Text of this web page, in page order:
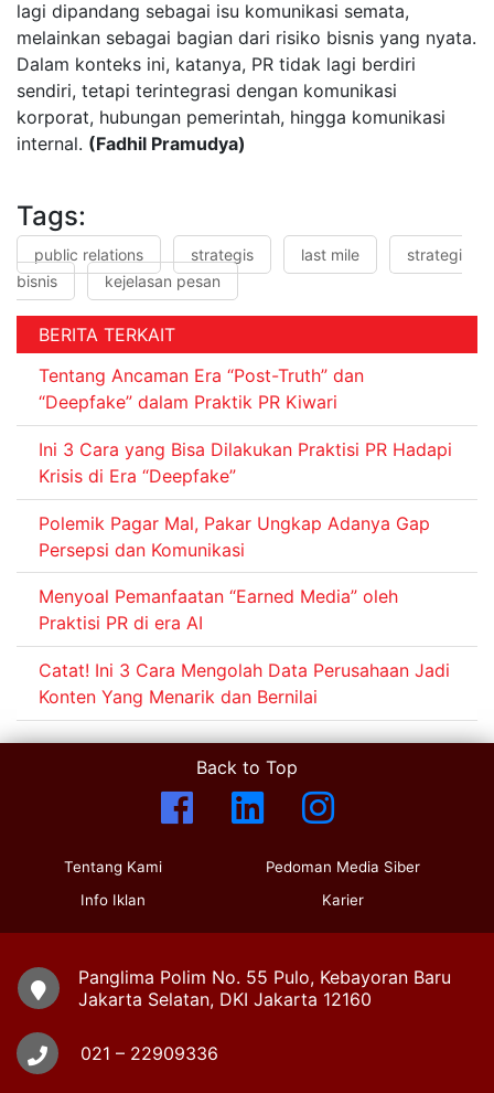
lagi dipandang sebagai isu komunikasi semata,
melainkan sebagai bagian dari risiko bisnis yang nyata.
Dalam konteks ini, katanya, PR tidak lagi berdiri
sendiri, tetapi terintegrasi dengan komunikasi
korporat, hubungan pemerintah, hingga komunikasi
internal. (Fadhil Pramudya)
Tags:
public relations strategis last mile
strategi
bisnis
kejelasan pesan
BERITA TERKAIT
Tentang Ancaman Era “Post-Truth” dan
“Deepfake” dalam Praktik PR Kiwari
Ini 3 Cara yang Bisa Dilakukan Praktisi PR Hadapi
Krisis di Era “Deepfake”
Polemik Pagar Mal, Pakar Ungkap Adanya Gap
Persepsi dan Komunikasi
Menyoal Pemanfaatan “Earned Media” oleh
Praktisi PR di era AI
Catat! Ini 3 Cara Mengolah Data Perusahaan Jadi
Konten Yang Menarik dan Bernilai
Back to Top
Tentang Kami
Info Iklan
Pedoman Media Siber
Karier
Panglima Polim No. 55 Pulo, Kebayoran Baru
Jakarta Selatan, DKI Jakarta 12160
021 – 22909336